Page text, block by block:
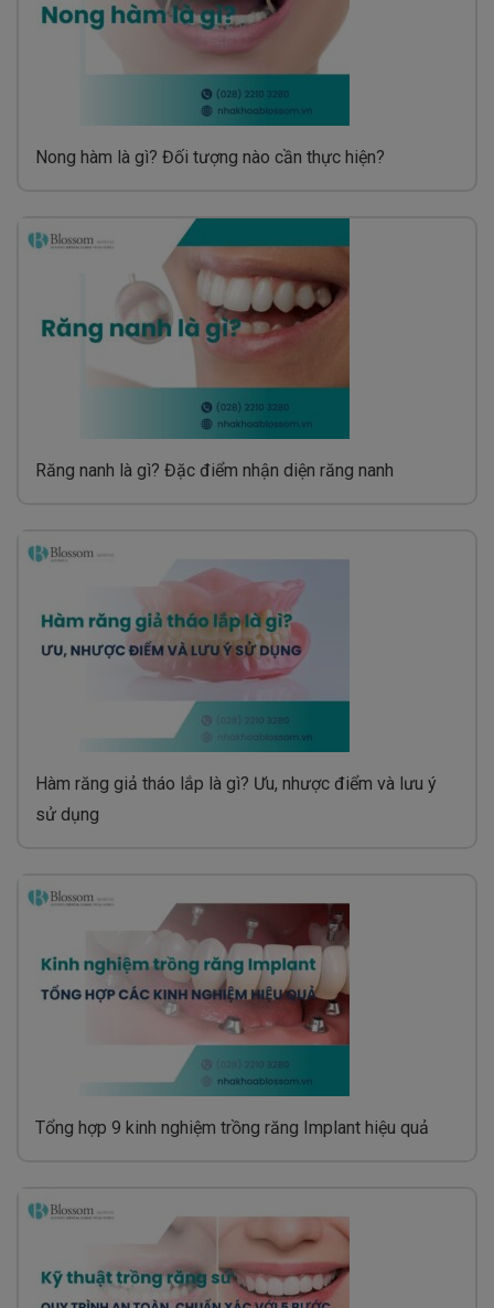
Nong hàm là gì? Đối tượng nào cần thực hiện?
Răng nanh là gì? Đặc điểm nhận diện răng nanh
Hàm răng giả tháo lắp là gì? Ưu, nhược điểm và lưu ý
sử dụng
Tổng hợp 9 kinh nghiệm trồng răng Implant hiệu quả